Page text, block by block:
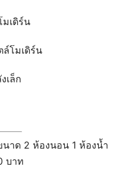
นาด 2 ห้องนอน 1 ห้องน้ำ
บาท